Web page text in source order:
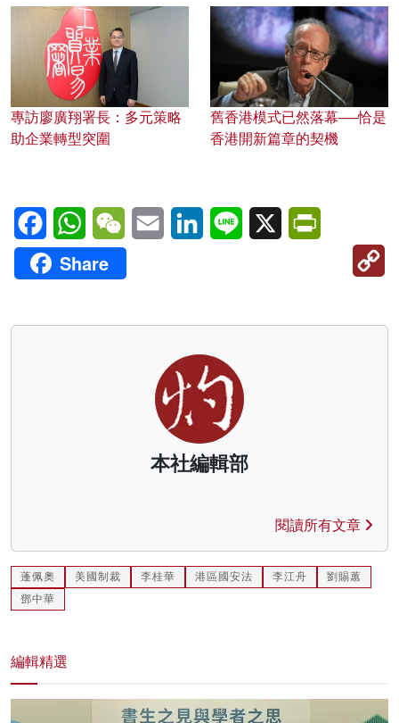
專訪廖廣翔署長：多元策略
助企業轉型突圍
舊香港模式已然落幕──恰是
香港開新篇章的契機
FacebookWhatsAppWeChatEmail LinkedInLine X
Share
本社編輯部
閱讀所有文章
蓬佩奧 美國制裁 李桂華 港區國安法 李江舟
劉賜蕙
鄧中華
編輯精選